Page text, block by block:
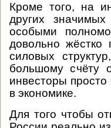
Кроме того, на
других
особыми
довольно жёстко
силовых
большому счёту
инвесторы
в экономике.
Для того чтобы